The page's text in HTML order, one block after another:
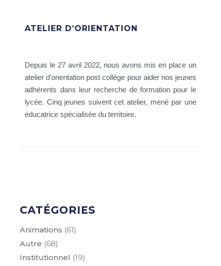
ATELIER D’ORIENTATION
Depuis le 27 avril 2022, nous avons mis en place un
atelier d’orientation post collège pour aider nos jeunes
adhérents dans leur recherche de formation pour le
lycée. Cinq jeunes suivent cet atelier, mené par une
éducatrice spécialisée du territoire.
CATÉGORIES
Animations (61)
Autre (68)
Institutionnel (19)